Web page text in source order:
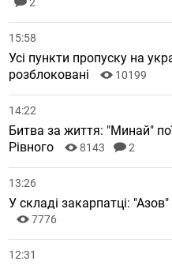
2
15:58
Усі пункти пропуску на
розблоковані
10199
14:22
Битва за життя: "Минай"
Рівного
8143 2
13:26
У складі закарпатці:
7776
12:31